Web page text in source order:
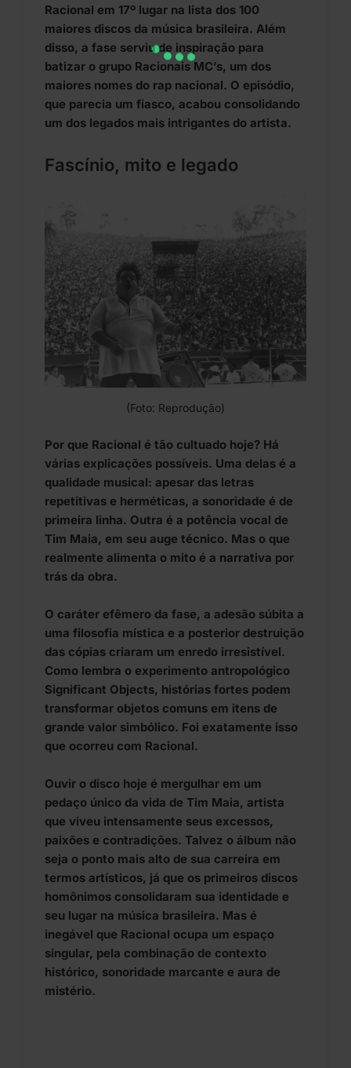
Racional em 17º lugar na lista dos 100
maiores discos da música brasileira. Além
disso, a fase serviu de inspiração para
batizar o grupo Racionais MC’s, um dos
maiores nomes do rap nacional. O episódio,
que parecia um fiasco, acabou consolidando
um dos legados mais intrigantes do artista.
Fascínio, mito e legado
(Foto: Reprodução)
Por que Racional é tão cultuado hoje? Há
várias explicações possíveis. Uma delas é a
qualidade musical: apesar das letras
repetitivas e herméticas, a sonoridade é de
primeira linha. Outra é a potência vocal de
Tim Maia, em seu auge técnico. Mas o que
realmente alimenta o mito é a narrativa por
trás da obra.
O caráter efêmero da fase, a adesão súbita a
uma filosofia mística e a posterior destruição
das cópias criaram um enredo irresistível.
Como lembra o experimento antropológico
Significant Objects, histórias fortes podem
transformar objetos comuns em itens de
grande valor simbólico. Foi exatamente isso
que ocorreu com Racional.
Ouvir o disco hoje é mergulhar em um
pedaço único da vida de Tim Maia, artista
que viveu intensamente seus excessos,
paixões e contradições. Talvez o álbum não
seja o ponto mais alto de sua carreira em
termos artísticos, já que os primeiros discos
homônimos consolidaram sua identidade e
seu lugar na música brasileira. Mas é
inegável que Racional ocupa um espaço
singular, pela combinação de contexto
histórico, sonoridade marcante e aura de
mistério.